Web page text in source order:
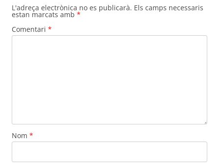
L'adreça electrònica no es publicarà. Els camps necessaris
estan marcats amb *
Comentari *
Nom *